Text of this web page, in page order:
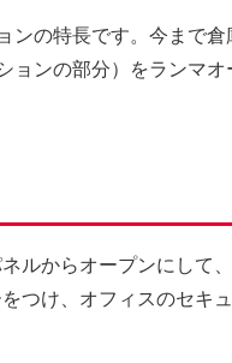
ンの特長です。今まで
ョンの部分）をランマ
ルからオープンにして
つけ、オフィスのセキ